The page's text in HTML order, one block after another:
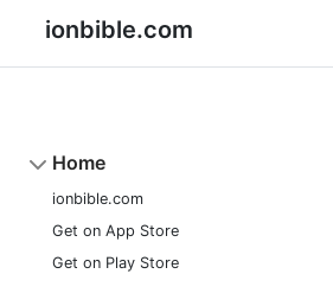
ionbible.com
Home
ionbible.com
Get on App Store
Get on Play Store